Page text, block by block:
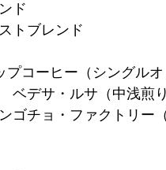
ド
トブレンド
コーヒー（シングルオ
ベデサ・ルサ（中浅煎
ゴチョ・ファクトリー